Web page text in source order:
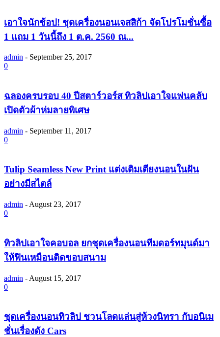
เอาใจนักช้อป! ชุดเครื่องนอนเจสสิก้า จัดโปรโมชั่นซื้อ
1 แถม 1 วันนี้ถึง 1 ต.ค. 2560 ณ...
admin - September 25, 2017
0
ฉลองครบรอบ 40 ปีสตาร์วอร์ส ทิวลิปเอาใจแฟนคลับ
เปิดตัวผ้าห่มลายพิเศษ
admin - September 11, 2017
0
Tulip Seamless New Print แต่งเติมเตียงนอนในฝัน
อย่างมีสไตล์
admin - August 23, 2017
0
ทิวลิปเอาใจคอบอล ยกชุดเครื่องนอนทีมดอร์ทมุนด์มา
ให้ฟินเหมือนติดขอบสนาม
admin - August 15, 2017
0
ชุดเครื่องนอนทิวลิป ชวนโลดแล่นสู่ห้วงนิทรา กับอนิเม
ชั่นเรื่องดัง Cars